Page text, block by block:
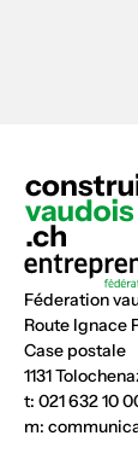
Féderation
Route Ignace
Case postale
1131
t: 021 632 10
m: